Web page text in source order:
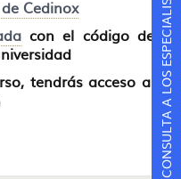
Cedinox
con el código de
tendrás acceso al CONSULTA A LOS ESPECIALISTAS